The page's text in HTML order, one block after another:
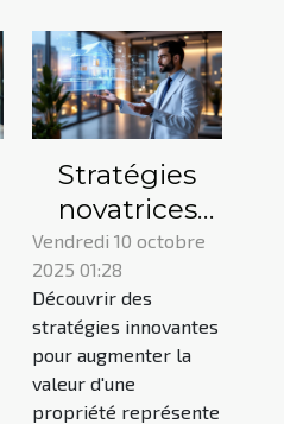
leurs revenus
?
Stratégies
novatrices
pour
augmenter la
valeur de
votre
propriété
Vendredi 10 octobre
2025 01:28
Découvrir des
stratégies innovantes
pour augmenter la
valeur d'une
propriété représente